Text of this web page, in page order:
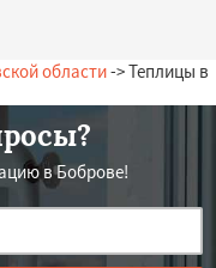
области-> Теплицы в
в Боброве!